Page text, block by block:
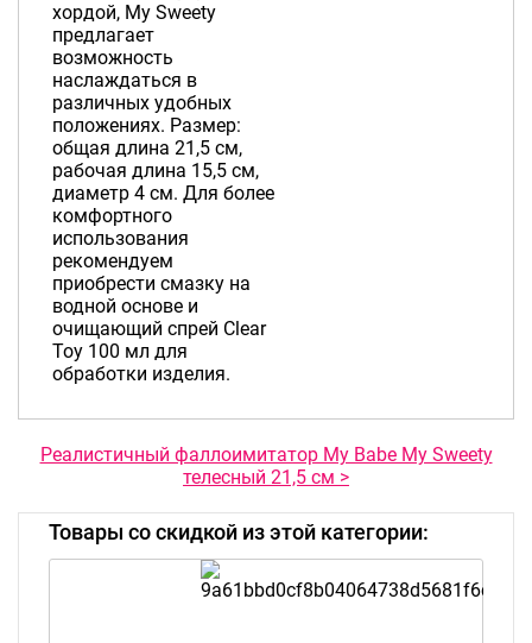
хордой, My Sweety
предлагает
возможность
наслаждаться в
различных удобных
положениях. Размер:
общая длина 21,5 см,
рабочая длина 15,5 см,
диаметр 4 см. Для более
комфортного
использования
рекомендуем
приобрести смазку на
водной основе и
очищающий спрей Clear
Toy 100 мл для
обработки изделия.
Реалистичный фаллоимитатор My Babe My Sweety
телесный 21,5 см >
Товары со скидкой из этой категории: